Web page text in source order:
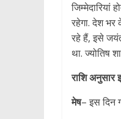
जिम्मेदारियां
रहेगा. देश भर
रहे हैं, इसे
था. ज्योतिष
राशि
मेष– इस दिन